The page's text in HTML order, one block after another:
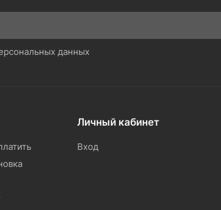
данных
Личный кабинет
Вход